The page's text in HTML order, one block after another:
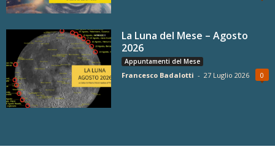
La Luna del Mese – Agosto
2026
Appuntamenti del Mese
Francesco Badalotti - 27 Luglio 2026 0